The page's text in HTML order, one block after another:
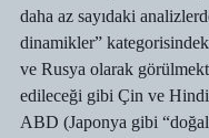
daha az sayıdaki
dinamikler”
ve Rusya olarak
edileceği gibi Çin ve
ABD (Japonya gibi